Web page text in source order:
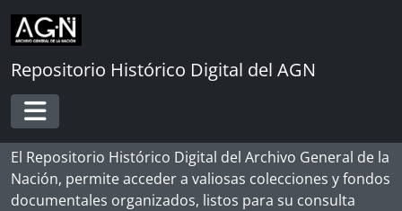
Skip to main content
Repositorio Histórico Digital del AGN
Toggle navigation
El Repositorio Histórico Digital del Archivo General de la
Nación, permite acceder a valiosas colecciones y fondos
documentales organizados, listos para su consulta